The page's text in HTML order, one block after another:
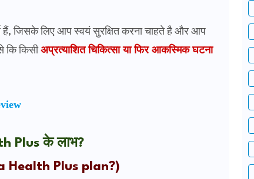
हैं, जिसके लिए आप स्वयं सुरक्षित करना चाहते है और आप
कि किसीअप्रत्याशित चिकित्सा या फिर आकस्मिक घटना
Plus के लाभ?
Health Plus plan?)